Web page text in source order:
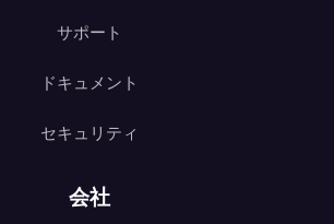
サポート
ドキュメント
セキュリティ
会社